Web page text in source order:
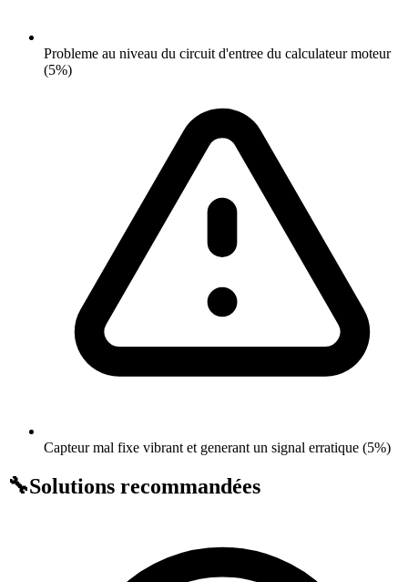
Probleme au niveau du circuit d'entree du calculateur moteur
(5%)
Capteur mal fixe vibrant et generant un signal erratique (5%)
🔧Solutions recommandées